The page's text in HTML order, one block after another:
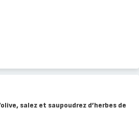
salez et saupoudrez d’herbes de